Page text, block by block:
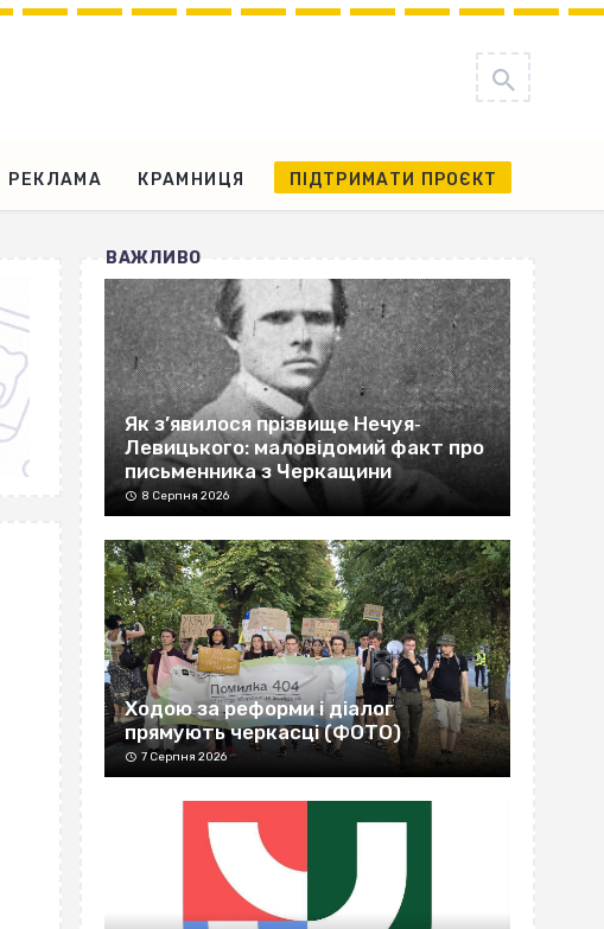
РЕКЛАМА КРАМНИЦЯ ПІДТРИМАТИ ПРОЄКТ
ВАЖЛИВО
Як з’явилося прізвище Нечуя‐
Левицького: маловідомий факт про
письменника з Черкащини
8 Серпня 2026
Ходою за реформи і діалог
прямують черкасці (ФОТО)
7 Серпня 2026